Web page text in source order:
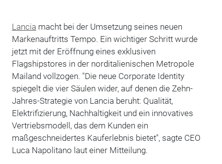
Lancia macht bei der Umsetzung seines neuen
Markenauftritts Tempo. Ein wichtiger Schritt wurde
jetzt mit der Eröffnung eines exklusiven
Flagshipstores in der norditalienischen Metropole
Mailand vollzogen. "Die neue Corporate Identity
spiegelt die vier Säulen wider, auf denen die Zehn-
Jahres-Strategie von Lancia beruht: Qualität,
Elektrifizierung, Nachhaltigkeit und ein innovatives
Vertriebsmodell, das dem Kunden ein
maßgeschneidertes Kauferlebnis bietet", sagte CEO
Luca Napolitano laut einer Mitteilung.